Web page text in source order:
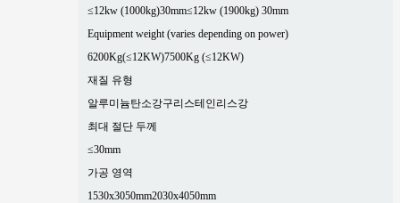
≤12kw (1000kg)30mm≤12kw (1900kg) 30mm
Equipment weight (varies depending on power)
6200Kg(≤12KW)7500Kg (≤12KW)
재질 유형
알루미늄탄소강구리스테인리스강
최대 절단 두께
≤30mm
가공 영역
1530x3050mm2030x4050mm